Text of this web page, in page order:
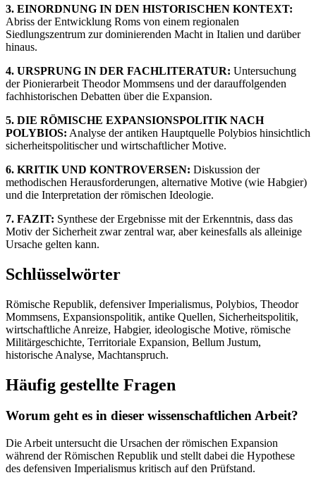
3. EINORDNUNG IN DEN HISTORISCHEN KONTEXT:
Abriss der Entwicklung Roms von einem regionalen
Siedlungszentrum zur dominierenden Macht in Italien und darüber
hinaus.
4. URSPRUNG IN DER FACHLITERATUR: Untersuchung
der Pionierarbeit Theodor Mommsens und der darauffolgenden
fachhistorischen Debatten über die Expansion.
5. DIE RÖMISCHE EXPANSIONSPOLITIK NACH
POLYBIOS: Analyse der antiken Hauptquelle Polybios hinsichtlich
sicherheitspolitischer und wirtschaftlicher Motive.
6. KRITIK UND KONTROVERSEN: Diskussion der
methodischen Herausforderungen, alternative Motive (wie Habgier)
und die Interpretation der römischen Ideologie.
7. FAZIT: Synthese der Ergebnisse mit der Erkenntnis, dass das
Motiv der Sicherheit zwar zentral war, aber keinesfalls als alleinige
Ursache gelten kann.
Schlüsselwörter
Römische Republik, defensiver Imperialismus, Polybios, Theodor
Mommsens, Expansionspolitik, antike Quellen, Sicherheitspolitik,
wirtschaftliche Anreize, Habgier, ideologische Motive, römische
Militärgeschichte, Territoriale Expansion, Bellum Justum,
historische Analyse, Machtanspruch.
Häufig gestellte Fragen
Worum geht es in dieser wissenschaftlichen Arbeit?
Die Arbeit untersucht die Ursachen der römischen Expansion
während der Römischen Republik und stellt dabei die Hypothese
des defensiven Imperialismus kritisch auf den Prüfstand.